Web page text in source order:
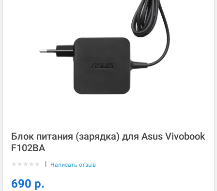
Блок питания (зарядка) для Asus Vivobook
F102BA
★ ★ ★ ★ ★ | Написать отзыв
690 р.